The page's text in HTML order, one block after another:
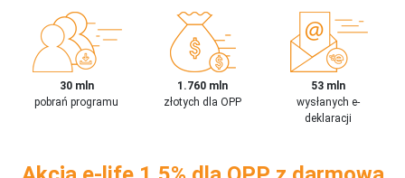
30 mln
pobrań programu
1.760 mln
złotych dla OPP
53 mln
wysłanych e-
deklaracji